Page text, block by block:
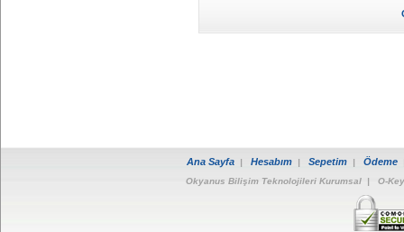
Ana Sayfa | Hesabım | Sepetim | Ödeme
Okyanus Bilişim Teknolojileri Kurumsal | O-